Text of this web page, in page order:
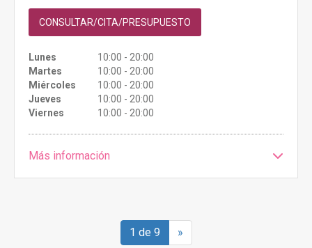
CONSULTAR/CITA/PRESUPUESTO
Lunes
10:00 - 20:00
Martes
10:00 - 20:00
Miércoles
10:00 - 20:00
Jueves
10:00 - 20:00
Viernes
10:00 - 20:00
Más información
1 de 9 »